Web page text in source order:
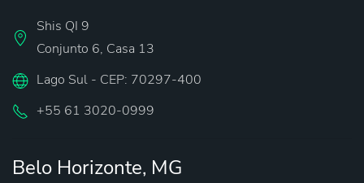
Shis QI 9
Conjunto 6, Casa 13
Lago Sul - CEP: 70297-400
‪+55 61 3020-0999
Belo Horizonte, MG